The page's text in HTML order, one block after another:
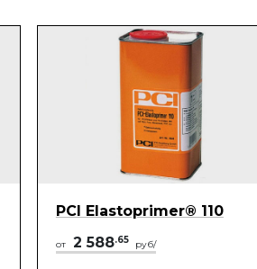
PCI Elastoprimer® 110
от 2 588.65 руб/